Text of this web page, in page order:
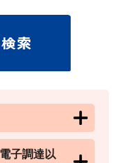
子調達以